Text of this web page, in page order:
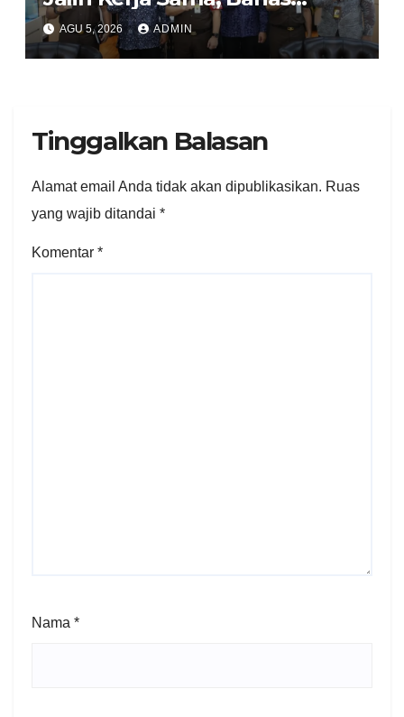
Pembentukan Pusat Studi
Kajian Kejaksaan
AGU 5, 2026 ADMIN
Tinggalkan Balasan
Alamat email Anda tidak akan dipublikasikan. Ruas
yang wajib ditandai *
Komentar *
Nama *